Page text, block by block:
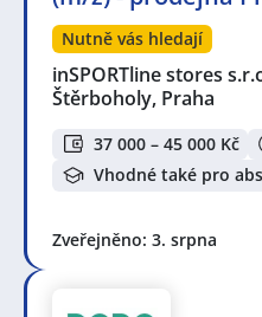
Nutně vás hledají
inSPORTline stores
Štěrboholy, Praha
37 000 – 45 000 Kč
Vhodné také pro
Zveřejněno: 3. srpna